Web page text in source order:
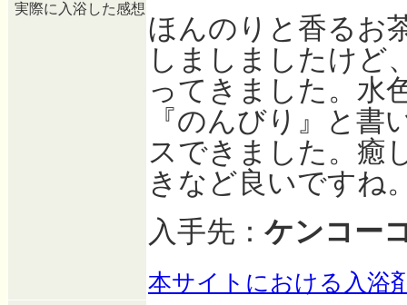
実際に入浴した感想
ほんのりと香るお
しましましたけど
ってきました。水
『のんびり』と
スできました。癒
きなど良いですね
入手先： ケンコー
本サイトにおける入浴